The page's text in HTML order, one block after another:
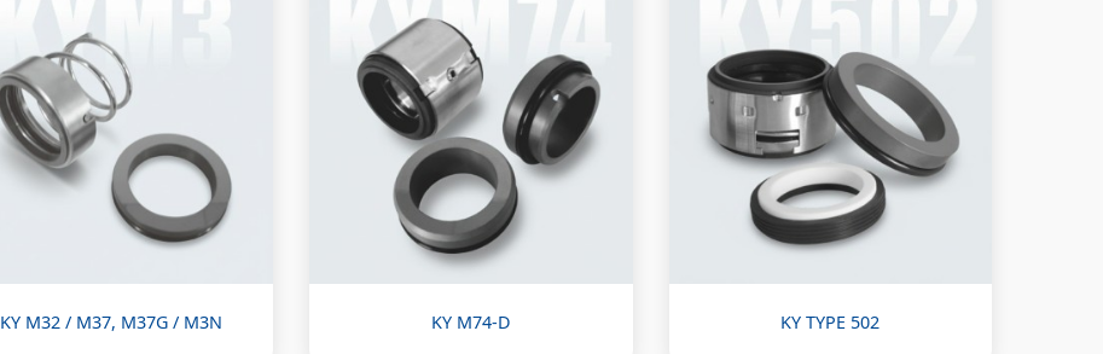
KY M32 / M37, M37G / M3N KY M74-D KY TYPE 502